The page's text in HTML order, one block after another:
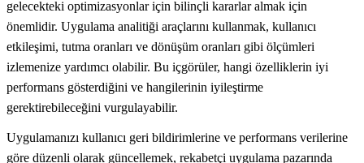
gelecekteki optimizasyonlar için bilinçli kararlar almak için
önemlidir. Uygulama analitiği araçlarını kullanmak, kullanıcı
etkileşimi, tutma oranları ve dönüşüm oranları gibi ölçümleri
izlemenize yardımcı olabilir. Bu içgörüler, hangi özelliklerin iyi
performans gösterdiğini ve hangilerinin iyileştirme
gerektirebileceğini vurgulayabilir.
Uygulamanızı kullanıcı geri bildirimlerine ve performans verilerine
göre düzenli olarak güncellemek, rekabetçi uygulama pazarında